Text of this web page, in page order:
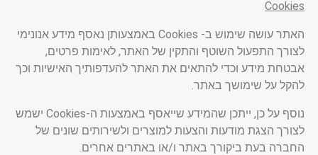
Cookies
האתר עושה שימוש ב- Cookies באמצעותן נאסף מידע אנונימי
לצורך התפעול השוטף והתקין של האתר, לאימות פרטים,
אבטחת מידע וכדי להתאים את האתר להעדפותיך האישיות וכך
להקל על שימושך באתר.
נוסף על כן, ייתכן שהמידע שייאסף באמצעות ה-Cookiesישמש
לצורך הצגת מודעות והצעות למוצרים ולשירותים שונים של
החברה בעת ביקורך באתר ו/או באתרים אחרים.